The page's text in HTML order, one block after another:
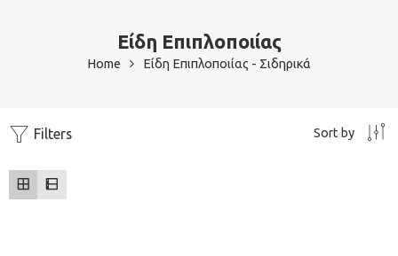
Είδη Επιπλοποιίας
Home Είδη Επιπλοποιίας - Σιδηρικά
Filters Sort by